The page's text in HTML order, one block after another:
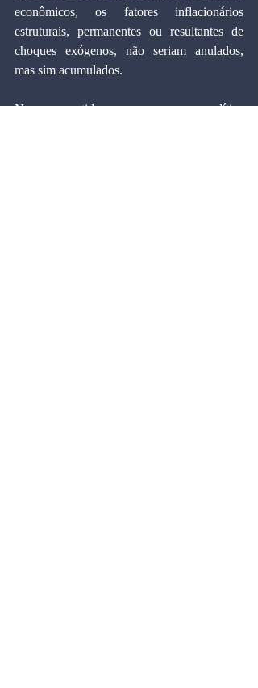
econômicos, os fatores inflacionários
estruturais, permanentes ou resultantes de
choques exógenos, não seriam anulados,
mas sim acumulados.
Nesse sentido, para uma política